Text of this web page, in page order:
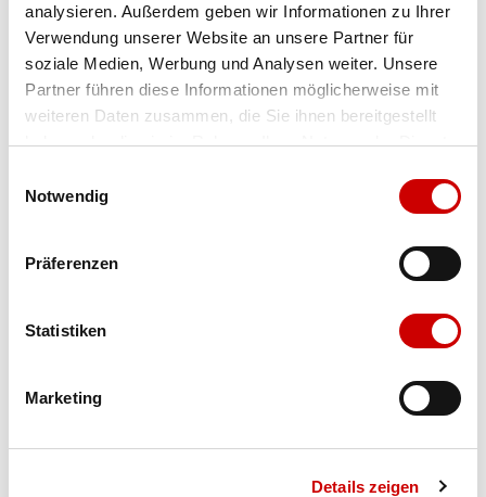
analysieren. Außerdem geben wir Informationen zu Ihrer
Verwendung unserer Website an unsere Partner für
soziale Medien, Werbung und Analysen weiter. Unsere
Partner führen diese Informationen möglicherweise mit
weiteren Daten zusammen, die Sie ihnen bereitgestellt
haben oder die sie im Rahmen Ihrer Nutzung der Dienste
Notwendig
Präferenzen
Statistiken
Marketing
Details zeigen
Farbe black
IN DEN WARENKORB
Bis 17:00 Uhr bestellen: morgen geliefert - ab CHF 50.00